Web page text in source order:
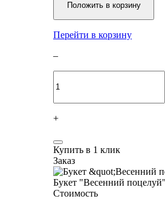
Положить в корзину
Перейти в корзину
–
+
Купить в 1 клик
Заказ
Букет "Весенний поцелуй"
Стоимость